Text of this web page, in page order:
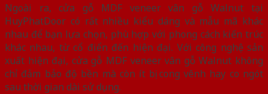
Ngoài ra, cửa gỗ MDF veneer vân gỗ Walnut tại
HuyPhatDoor có rất nhiều kiểu dáng và mẫu mã khác
nhau để bạn lựa chọn, phù hợp với phong cách kiến trúc
khác nhau, từ cổ điển đến hiện đại. Với công nghệ sản
xuất hiện đại, cửa gỗ MDF veneer vân gỗ Walnut không
chỉ đảm bảo độ bền mà còn ít bị cong vênh hay co ngót
sau thời gian dài sử dụng.